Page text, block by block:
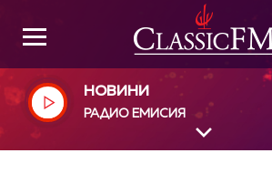
НОВИНИ
РАДИО ЕМИСИЯ